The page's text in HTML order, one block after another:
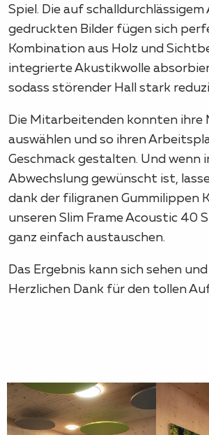
Spiel. Die auf
gedruckten Bilder fügen sich
Kombination aus Holz und
integrierte Akustikwolle
sodass störender Hall stark
Die Mitarbeitenden konnten ihre
auswählen und so ihren
Geschmack gestalten. Und wenn
Abwechslung gewünscht ist,
dank der filigranen Gummilippen
unseren Slim Frame Acoustic 40
ganz einfach austauschen.
Das Ergebnis kann sich sehen
Herzlichen Dank für den tollen